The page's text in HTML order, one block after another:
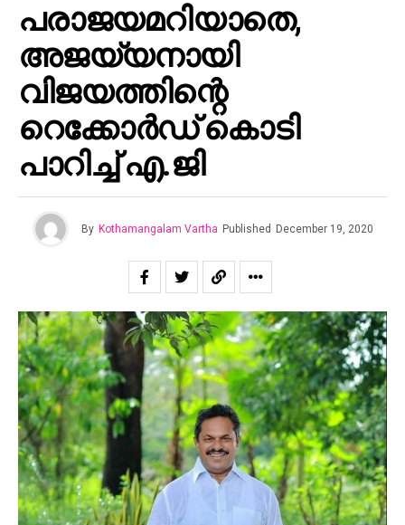
പരാജയമറിയാതെ,
അജയ്യനായി
വിജയത്തിന്റെ
റെക്കോർഡ് കൊടി
പാറിച്ച് എ.ജി
By Kothamangalam Vartha Published December 19, 2020